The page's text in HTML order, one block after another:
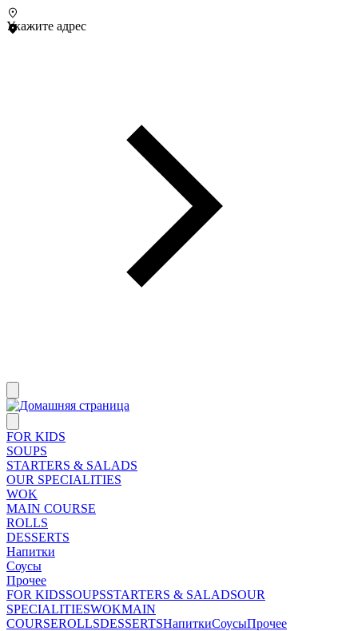
Укажите адрес
FOR KIDS
SOUPS
STARTERS & SALADS
OUR SPECIALITIES
WOK
MAIN COURSE
ROLLS
DESSERTS
Напитки
Соусы
Прочее
FOR KIDSSOUPSSTARTERS & SALADSOUR
SPECIALITIESWOKMAIN
COURSEROLLSDESSERTSНапиткиСоусыПрочее